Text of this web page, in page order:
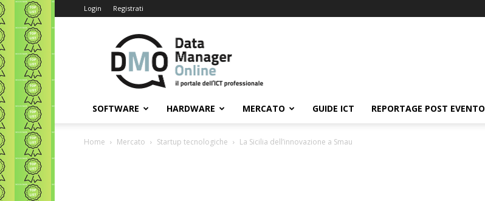
Login Registrati
Data
Manager
Online
SOFTWARE HARDWARE MERCATO GUIDE ICT REPORTAGE POST EVENTO
Home Mercato Startup tecnologiche La Sicilia dell’innovazione a Smau